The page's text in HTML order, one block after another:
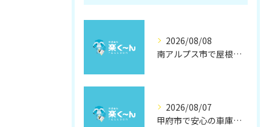
2026/08/08
南アルプス市で屋根遮熱塗装の効果徹底解説
2026/08/07
甲府市で安心の車庫屋根修理方法